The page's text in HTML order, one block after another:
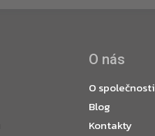
O nás
O společnosti
Blog
Kontakty